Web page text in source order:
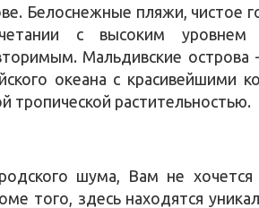
Белоснежные пляжи, чистое
с высоким
Мальдивские
океана с красивейшими
тропической растительностью.
шума, Вам не
того, здесь находятся